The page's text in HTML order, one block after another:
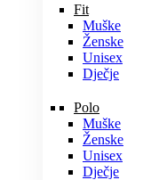
Fit
Muške
Ženske
Unisex
Dječje
Polo
Muške
Ženske
Unisex
Dječje